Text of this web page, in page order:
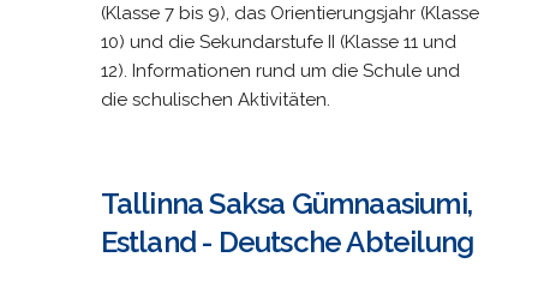
(Klasse 7 bis 9), das Orientierungsjahr (Klasse
10) und die Sekundarstufe II (Klasse 11 und
12). Informationen rund um die Schule und
die schulischen Aktivitäten.
Tallinna Saksa Gümnaasiumi,
Estland - Deutsche Abteilung